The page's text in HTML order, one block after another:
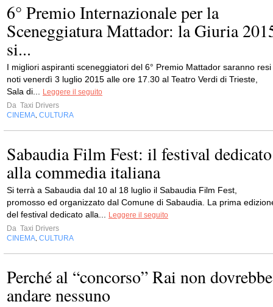
6° Premio Internazionale per la
Sceneggiatura Mattador: la Giuria
si...
I migliori aspiranti sceneggiatori del 6° Premio Mattador saranno resi
noti venerdì 3 luglio 2015 alle ore 17.30 al Teatro Verdi di Trieste,
Sala di...
Leggere il seguito
Da Taxi Drivers
CINEMA CULTURA
Sabaudia Film Fest: il festival dedicato
alla commedia italiana
Si terrà a Sabaudia dal 10 al 18 luglio il Sabaudia Film Fest,
promosso ed organizzato dal Comune di Sabaudia. La prima
del festival dedicato alla...
Leggere il seguito
Da Taxi Drivers
CINEMA CULTURA
Perché al “concorso” Rai non dovrebbe
andare nessuno